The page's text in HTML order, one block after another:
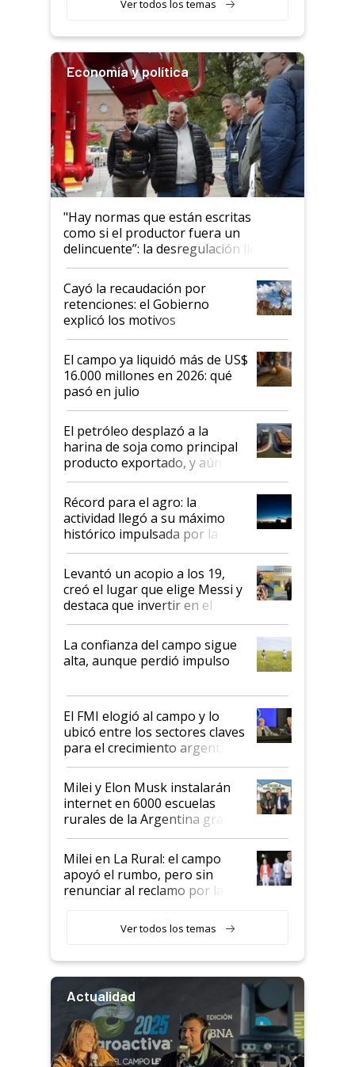
Ver todos los temas
Economía y política
"Hay normas que están escritas
como si el productor fuera un
delincuente”: la desregulación llegó
al Congreso Aapresid y hasta se
habló del financiamiento al IPCVA
Cayó la recaudación por
retenciones: el Gobierno
explicó los motivos
El campo ya liquidó más de US$
16.000 millones en 2026: qué
pasó en julio
El petróleo desplazó a la
harina de soja como principal
producto exportado, y aún así
el agro aportó casi seis de cada
diez dólares y sostuvo el
liderazgo en un semestre
récord
Récord para el agro: la
actividad llegó a su máximo
histórico impulsada por la
cosecha y las exportaciones
Levantó un acopio a los 19,
creó el lugar que elige Messi y
destaca que invertir en el
kirchnerismo era como "darle
plata a un hijo para droga":
Juan Félix Rossetti, el libertario
que de una dura crisis salió
de Milei
La confianza del campo sigue
alta, aunque perdió impulso
El FMI elogió al campo y lo
ubicó entre los sectores claves
para el crecimiento argentino
Milei y Elon Musk instalarán
internet en 6000 escuelas
rurales de la Argentina gracias
a un acuerdo con Starlink
Milei en La Rural: el campo
apoyó el rumbo, pero sin
renunciar al reclamo por las
Ver todos los temas
Actualidad